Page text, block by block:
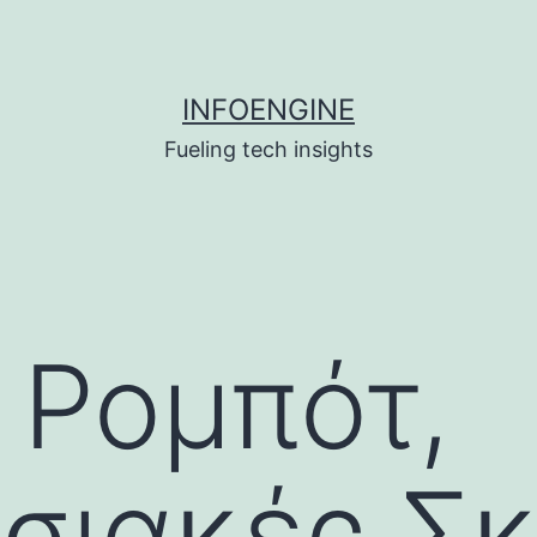
INFOENGINE
Fueling tech insights